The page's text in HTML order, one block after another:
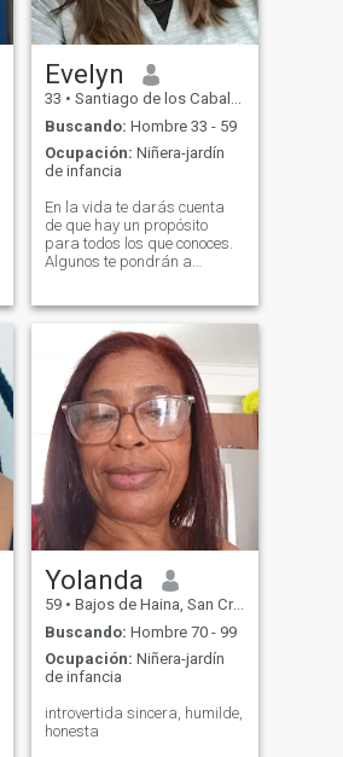
Evelyn
33 • Santiago de los Caballeros, Santiago, Rep. Dominicana
Buscando: Hombre 33 - 59
Ocupación: Niñera-jardín
de infancia
En la vida te darás cuenta
de que hay un propósito
para todos los que conoces.
Algunos te pondrán a
más importante, algunos
sacarán lo mejor de ti.
Mantenga a las personas en
tu vida que realmente te
aman, te motivan, te animan,
te mejoran y te hacen feliz. Si
conoces a personas que no
hacen ninguna de estas
cosas, déjalas ir. El amor no
es , ir en citas de lujo, o
presumir. Se trata de estar
con una persona que te hace
feliz de una manera que
nadie más puede.
Yolanda
59 • Bajos de Haina, San Cristóbal, Rep. Dominicana
Buscando: Hombre 70 - 99
Ocupación: Niñera-jardín
de infancia
introvertida sincera, humilde,
honesta